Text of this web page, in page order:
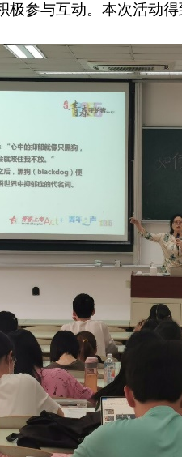
参与互动。本次活动